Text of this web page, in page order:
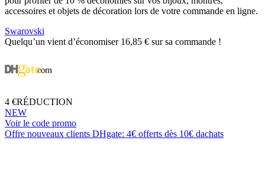
accessoires et objets de décoration lors de votre commande en ligne.
Swarovski
Quelqu’un vient d’économiser 16,85 € sur sa commande !
4 €RÉDUCTION
NEW
Voir le code promo
Offre nouveaux clients DHgate: 4€ offerts dès 10€ dachats